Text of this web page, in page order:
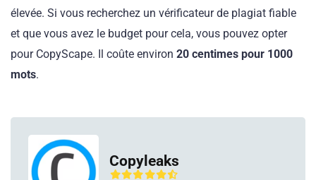
élevée. Si vous recherchez un vérificateur de plagiat fiable
et que vous avez le budget pour cela, vous pouvez opter
pour CopyScape. Il coûte environ 20 centimes pour 1000
mots.
Copyleaks